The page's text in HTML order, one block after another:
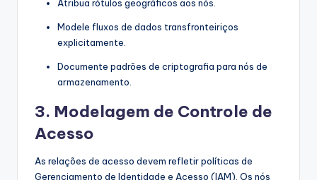
Atribua rótulos geográficos aos nós.
Modele fluxos de dados transfronteiriços
explicitamente.
Documente padrões de criptografia para nós de
armazenamento.
3. Modelagem de Controle de
Acesso
As relações de acesso devem refletir políticas de
Gerenciamento de Identidade e Acesso (IAM). Os nós